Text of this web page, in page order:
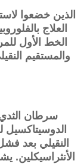
الذين خضعوا
العلاج
الخط الأول
والمستقيم
سرطان
النقيلي بعد
الأنثراسيكلين.